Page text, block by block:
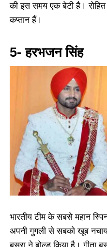
की इस समय एक बेटी है।
कप्तान हैं।
5- हरभजन सिंह
भारतीय टीम के सबसे महान
अपनी गुगली से सबको खूब
बसरा ने बोल्ड किया है। गीता